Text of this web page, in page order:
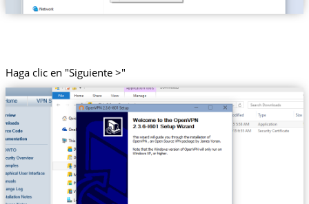
Haga clic en "Siguiente >"